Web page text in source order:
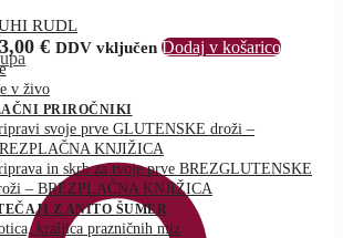
RUDL
€ DDV vključen Dodaj v košarico
v živo
PRIROČNIKI
svoje prve GLUTENSKE droži –
KNJIŽICA
in skrb za tvoje prve BREZGLUTENSKE
– BREZPLAČNA KNJIŽICA
Z ANITO ŠUMER
kraljica prazničnih miz